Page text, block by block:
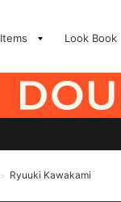
Items Look Book
> Ryuuki Kawakami